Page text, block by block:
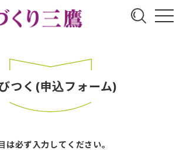
つく(申込フォーム)
は必ず入力してください。